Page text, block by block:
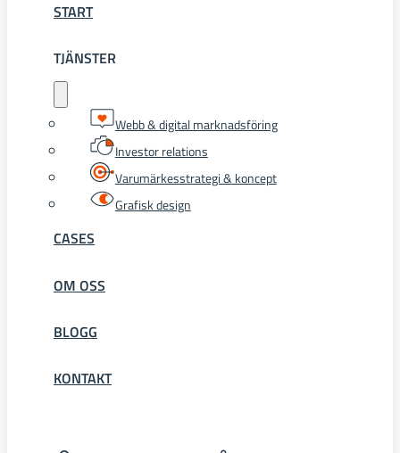
START
TJÄNSTER
Webb & digital marknadsföring
Investor relations
Varumärkesstrategi & koncept
Grafisk design
CASES
OM OSS
BLOGG
KONTAKT